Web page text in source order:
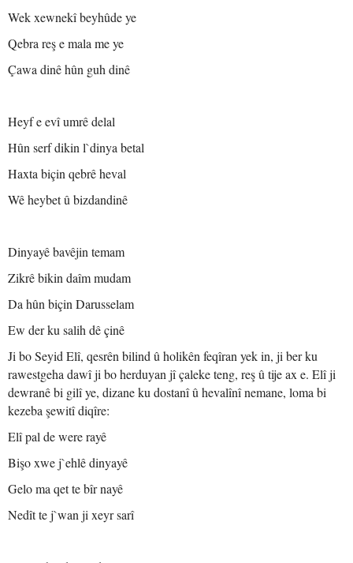
Wek xewnekî beyhûde ye
Qebra reş e mala me ye
Çawa dinê hûn guh dinê
Heyf e evî umrê delal
Hûn serf dikin l`dinya betal
Haxta biçin qebrê heval
Wê heybet û bizdandinê
Dinyayê bavêjin temam
Zikrê bikin daîm mudam
Da hûn biçin Darusselam
Ew der ku salih dê çinê
Ji bo Seyid Elî, qesrên bilind û holikên feqîran yek in, ji ber ku
rawestgeha dawî ji bo herduyan jî çaleke teng, reş û tije ax e. Elî ji
dewranê bi gilî ye, dizane ku dostanî û hevalînî nemane, loma bi
kezeba şewitî diqîre:
Elî pal de were rayê
Bişo xwe j`ehlê dinyayê
Gelo ma qet te bîr nayê
Nedît te j`wan ji xeyr sarî